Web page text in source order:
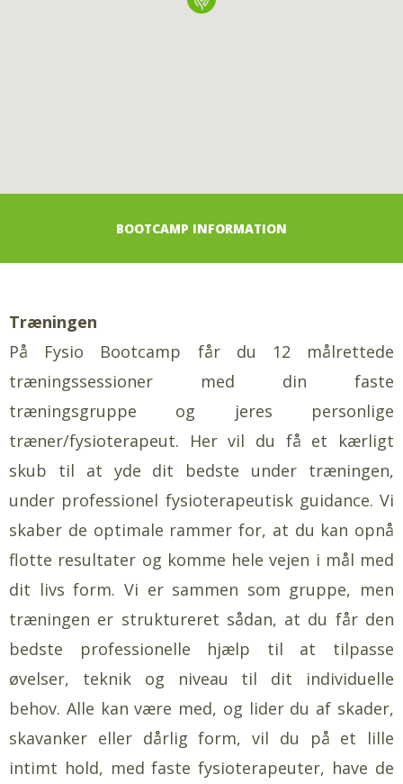
BOOTCAMP INFORMATION
Træningen
På Fysio Bootcamp får du 12 målrettede
træningssessioner med din faste
træningsgruppe og jeres personlige
træner/fysioterapeut. Her vil du få et kærligt
skub til at yde dit bedste under træningen,
under professionel fysioterapeutisk guidance. Vi
skaber de optimale rammer for, at du kan opnå
flotte resultater og komme hele vejen i mål med
dit livs form. Vi er sammen som gruppe, men
træningen er struktureret sådan, at du får den
bedste professionelle hjælp til at tilpasse
øvelser, teknik og niveau til dit individuelle
behov. Alle kan være med, og lider du af skader,
skavanker eller dårlig form, vil du på et lille
intimt hold, med faste fysioterapeuter, have de